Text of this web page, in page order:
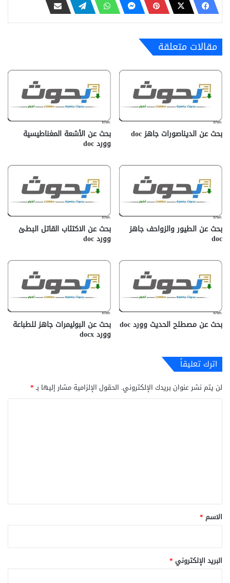
مقالات متعلقة
بحث عن الديناصورات جاهز doc‎ بحث عن الأشعة المغناطيسية
وورد doc
بحث عن الطيور والزواحف جاهز
doc‎
بحث عن الاكتئاب القاتل البطئ
وورد doc
بحث عن مصطلح الحديث وورد doc بحث عن البوليمرات جاهز للطباعة
وورد docx‎
اترك تعليقاً
لن يتم نشر عنوان بريدك الإلكتروني. الحقول الإلزامية مشار إليها بـ*
*
الاسم *
البريد الإلكتروني *